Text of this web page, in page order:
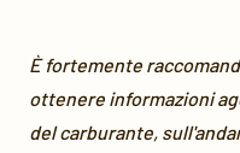
È fortemente
ottenere informazioni
del carburante,